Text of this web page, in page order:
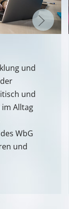
und
und
Alltag
WbG
und